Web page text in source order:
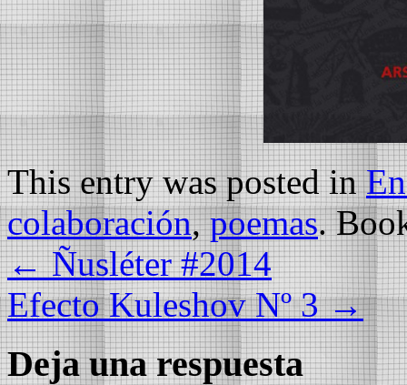
This entry was posted in
colaboración,poemas.
←Ñusléter #2014
Efecto Kuleshov Nº 3→
Deja una respuesta